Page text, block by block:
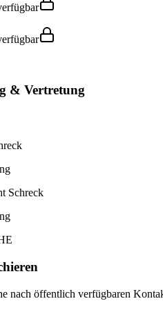
& Vertretung
Schreck
nach öffentlich verfügbaren